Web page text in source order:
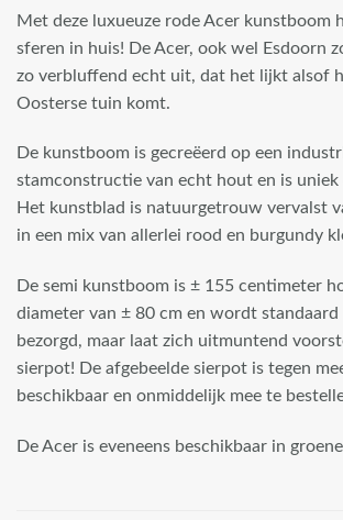
Met deze luxueuze rode Acer kunstboom
sferen in huis! De Acer, ook wel Esdoorn
zo verbluffend echt uit, dat het lijkt alsof
Oosterse tuin komt.
De kunstboom is gecreëerd op een
stamconstructie van echt hout en is uniek
Het kunstblad is natuurgetrouw vervalst
in een mix van allerlei rood en burgundy
De semi kunstboom is ± 155 centimeter
diameter van ± 80 cm en wordt
bezorgd, maar laat zich uitmuntend
sierpot! De afgebeelde sierpot is tegen
beschikbaar en onmiddelijk mee te
De Acer is eveneens beschikbaar in